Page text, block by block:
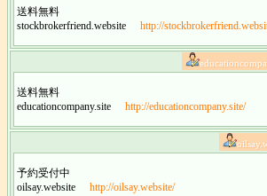
送料無料
stockbrokerfriend.website
http://
送料無料
educationcompany.site
http://educationcompany.site/
予約受付中
oilsay.website
http://oilsay.website/